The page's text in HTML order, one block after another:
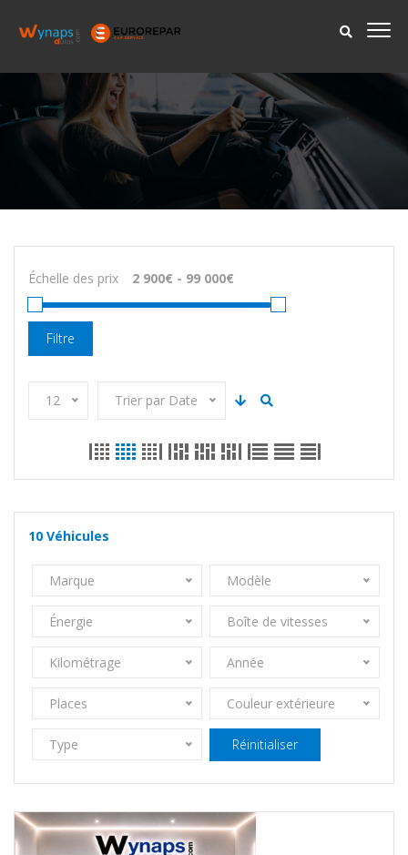
Échelle des prix
Filtre
12 Trier par Date
10 Véhicules
Marque Modèle
Énergie Boîte de vitesses
Kilométrage Année
Places Couleur extérieure
Type Réinitialiser